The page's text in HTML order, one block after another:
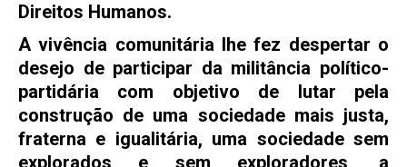
Direitos Humanos.
A vivência comunitária lhe fez despertar o
desejo de participar da militância político-
partidária com objetivo de lutar pela
construção de uma sociedade mais justa,
fraterna e igualitária, uma sociedade sem
explorados e sem exploradores, a